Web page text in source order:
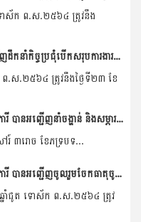
ោស័ក ព.ស.២៥៦៤ ត្រូវនឹង
លោកប្រធាននាយកដ្ឋានកិច្ចការរដ្ឋបាលបានអញ្ជើញដឹកនាំកិច្ចប្រជុំបើកសរុបការងារប្រចាំឆ្នាំ២០២០របស់នាយកដ្ឋាន
.ស.២៥៦៤ ត្រូវនឹងថ្ងៃទី២៣ ខែ
លោកប្រធាននាយកដ្ឋានកិច្ចការរដ្ឋបាល និងសហការី បានអញ្ជើញនាំចង្ហាន់ និងសម្ភារមួយចំនួនមកប្រគេននៅវត្តសេដាសែនជ័យ ឃុំសេដា ស្រុកតំបែរ ខេត្តត្បូងឃ្មុំ
រ៍ ៣រោច ខែភទ្របទ...
លោកប្រធាននាយកដ្ឋានកិច្ចការរដ្ឋបាល និងសហការី បានអញ្ជើញចូលរួមចែកធាតុចូលកសិកម្មដល់សមាជិកបណ្តុំនៃកម្មវិធីផ្សព្វផ្សាយបច្ចេកទេសកសិកម្មថ្មីដែលធន់ទៅនឹងការប្រែប្រួលអាកាសធាតុ...
ឆ្នាំជូត ទោស័ក ព.ស.២៥៦៤ ត្រូវ